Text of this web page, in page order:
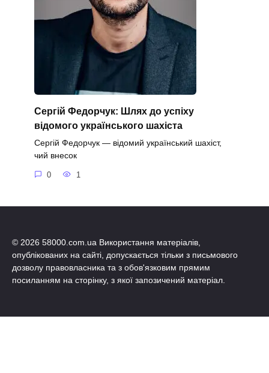
Сергій Федорчук: Шлях до успіху
відомого українського шахіста
Сергій Федорчук — відомий український шахіст,
чий внесок
0 1
© 2026 58000.com.ua Використання матеріалів,
опублікованих на сайті, допускається тільки з письмового
дозволу правовласника та з обов'язковим прямим
посиланням на сторінку, з якої запозичений матеріал.